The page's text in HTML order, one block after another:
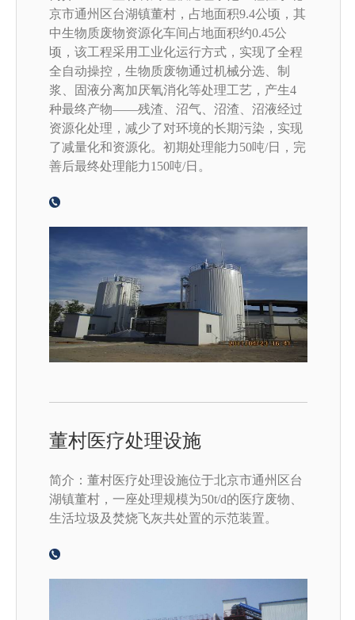
京市通州区台湖镇董村，占地面积9.4公顷，其
中生物质废物资源化车间占地面积约0.45公
顷，该工程采用工业化运行方式，实现了全程
全自动操控，生物质废物通过机械分选、制
浆、固液分离加厌氧消化等处理工艺，产生4
种最终产物——残渣、沼气、沼渣、沼液经过
资源化处理，减少了对环境的长期污染，实现
了减量化和资源化。初期处理能力50吨/日，完
善后最终处理能力150吨/日。
董村医疗处理设施
简介：董村医疗处理设施位于北京市通州区台
湖镇董村，一座处理规模为50t/d的医疗废物、
生活垃圾及焚烧飞灰共处置的示范装置。